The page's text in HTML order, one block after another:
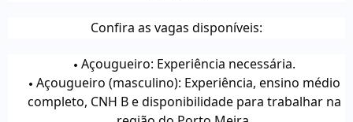
Confira as vagas disponíveis:
Açougueiro: Experiência necessária.
Açougueiro (masculino): Experiência, ensino médio
completo, CNH B e disponibilidade para trabalhar na